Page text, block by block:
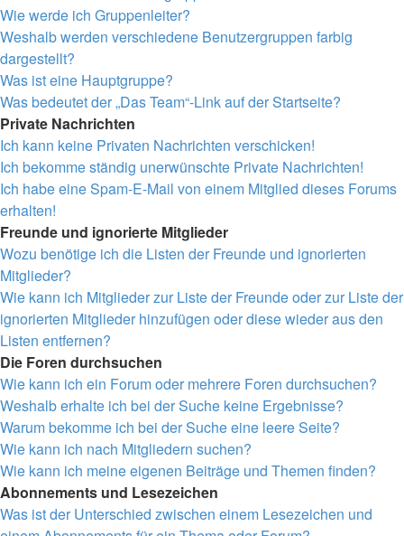
Wie werde ich Gruppenleiter?
Weshalb werden verschiedene Benutzergruppen farbig
dargestellt?
Was ist eine Hauptgruppe?
Was bedeutet der „Das Team“-Link auf der Startseite?
Private Nachrichten
Ich kann keine Privaten Nachrichten verschicken!
Ich bekomme ständig unerwünschte Private Nachrichten!
Ich habe eine Spam-E-Mail von einem Mitglied dieses Forums
erhalten!
Freunde und ignorierte Mitglieder
Wozu benötige ich die Listen der Freunde und ignorierten
Mitglieder?
Wie kann ich Mitglieder zur Liste der Freunde oder zur Liste der
ignorierten Mitglieder hinzufügen oder diese wieder aus den
Listen entfernen?
Die Foren durchsuchen
Wie kann ich ein Forum oder mehrere Foren durchsuchen?
Weshalb erhalte ich bei der Suche keine Ergebnisse?
Warum bekomme ich bei der Suche eine leere Seite?
Wie kann ich nach Mitgliedern suchen?
Wie kann ich meine eigenen Beiträge und Themen finden?
Abonnements und Lesezeichen
Was ist der Unterschied zwischen einem Lesezeichen und